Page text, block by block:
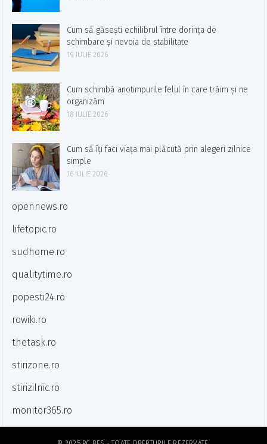
Cum să găsești echilibrul între dorința de
schimbare și nevoia de stabilitate
19 IULIE 2026
Cum schimbă anotimpurile felul în care trăim și ne
organizăm
18 IULIE 2026
Cum să îți faci viața mai plăcută prin alegeri zilnice
simple
16 IULIE 2026
opennews.ro
lifetopic.ro
sudhome.ro
qualitytime.ro
popesti24.ro
rowiki.ro
thetask.ro
stirizone.ro
stirizilnic.ro
monitor365.ro